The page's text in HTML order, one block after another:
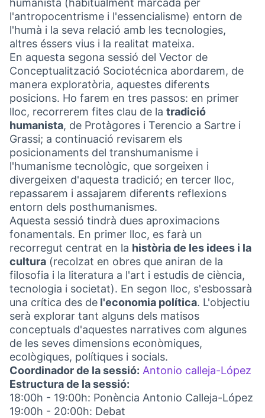
humanista (habitualment marcada per
l'antropocentrisme i l'essencialisme) entorn de
l'humà i la seva relació amb les tecnologies,
altres éssers vius i la realitat mateixa.
En aquesta segona sessió del Vector de
Conceptualització Sociotécnica abordarem, de
manera exploratòria, aquestes diferents
posicions. Ho farem en tres passos: en primer
lloc, recorrerem fites clau de la tradició
humanista, de Protàgores i Terencio a Sartre i
Grassi; a continuació revisarem els
posicionaments del transhumanisme i
l'humanisme tecnològic, que sorgeixen i
divergeixen d'aquesta tradició; en tercer lloc,
repassarem i assajarem diferents reflexions
entorn dels posthumanismes.
Aquesta sessió tindrà dues aproximacions
fonamentals. En primer lloc, es farà un
recorregut centrat en la història de les idees i la
cultura (recolzat en obres que aniran de la
filosofia i la literatura a l'art i estudis de ciència,
tecnologia i societat). En segon lloc, s'esbossarà
una crítica des de l'economia política. L'objectiu
serà explorar tant alguns dels matisos
conceptuals d'aquestes narratives com algunes
de les seves dimensions econòmiques,
ecològiques, polítiques i socials.
Coordinador de la sessió: Antonio calleja-López
Estructura de la sessió:
18:00h - 19:00h: Ponència Antonio Calleja-López
19:00h - 20:00h: Debat